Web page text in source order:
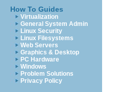
How To Guides
Virtualization
General System Admin
Linux Security
Linux Filesystems
Web Servers
Graphics & Desktop
PC Hardware
Windows
Problem Solutions
Privacy Policy